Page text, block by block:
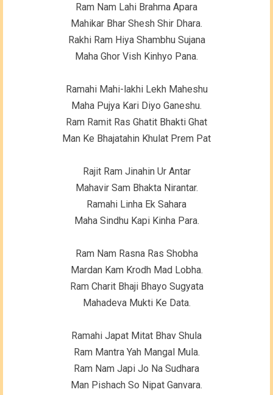
Ram Nam Lahi Brahma Apara
Mahikar Bhar Shesh Shir Dhara.
Rakhi Ram Hiya Shambhu Sujana
Maha Ghor Vish Kinhyo Pana.
Ramahi Mahi-lakhi Lekh Maheshu
Maha Pujya Kari Diyo Ganeshu.
Ram Ramit Ras Ghatit Bhakti Ghat
Man Ke Bhajatahin Khulat Prem Pat
Rajit Ram Jinahin Ur Antar
Mahavir Sam Bhakta Nirantar.
Ramahi Linha Ek Sahara
Maha Sindhu Kapi Kinha Para.
Ram Nam Rasna Ras Shobha
Mardan Kam Krodh Mad Lobha.
Ram Charit Bhaji Bhayo Sugyata
Mahadeva Mukti Ke Data.
Ramahi Japat Mitat Bhav Shula
Ram Mantra Yah Mangal Mula.
Ram Nam Japi Jo Na Sudhara
Man Pishach So Nipat Ganvara.